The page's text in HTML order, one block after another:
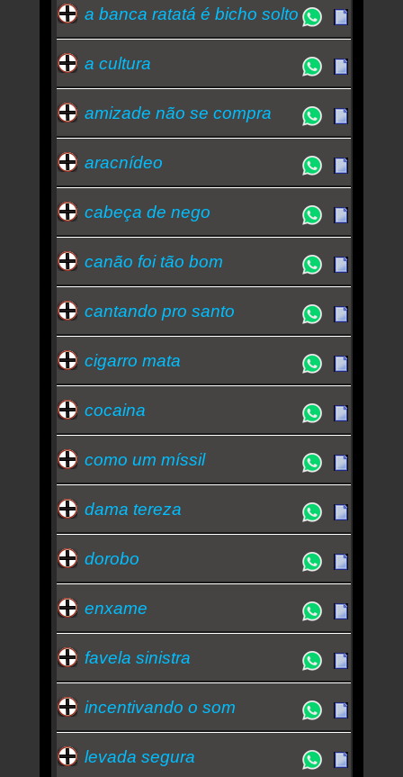
Essa semana a música mais ouvida é mun rá -
a banca ratatá é bicho solto
a cultura
amizade não se compra
aracnídeo
cabeça de nego
canão foi tão bom
cantando pro santo
cigarro mata
cocaina
como um míssil
dama tereza
dorobo
enxame
favela sinistra
incentivando o som
levada segura